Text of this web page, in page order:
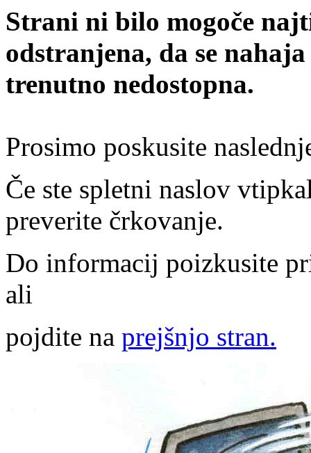
Strani ni bilo mogoče
odstranjena, da se
trenutno nedostopna.
Prosimo poskusite
Če ste spletni naslov
preverite črkovanje.
Do informacij poizkusite
ali
pojdite na prejšnjo stran.